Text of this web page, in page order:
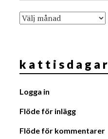
Arkiv
k a t t i s d a g a r
Logga in
Flöde för inlägg
Flöde för kommentarer